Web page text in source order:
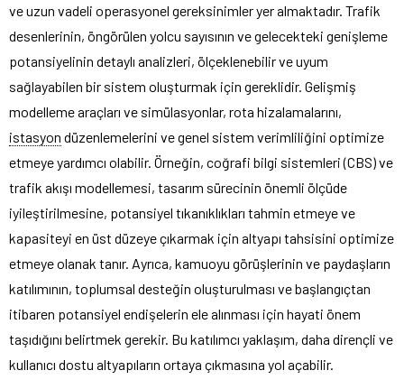
ve uzun vadeli operasyonel gereksinimler yer almaktadır. Trafik
desenlerinin, öngörülen yolcu sayısının ve gelecekteki genişleme
potansiyelinin detaylı analizleri, ölçeklenebilir ve uyum
sağlayabilen bir sistem oluşturmak için gereklidir. Gelişmiş
modelleme araçları ve simülasyonlar, rota hizalamalarını,
istasyon düzenlemelerini ve genel sistem verimliliğini optimize
etmeye yardımcı olabilir. Örneğin, coğrafi bilgi sistemleri (CBS) ve
trafik akışı modellemesi, tasarım sürecinin önemli ölçüde
iyileştirilmesine, potansiyel tıkanıklıkları tahmin etmeye ve
kapasiteyi en üst düzeye çıkarmak için altyapı tahsisini optimize
etmeye olanak tanır. Ayrıca, kamuoyu görüşlerinin ve paydaşların
katılımının, toplumsal desteğin oluşturulması ve başlangıçtan
itibaren potansiyel endişelerin ele alınması için hayati önem
taşıdığını belirtmek gerekir. Bu katılımcı yaklaşım, daha dirençli ve
kullanıcı dostu altyapıların ortaya çıkmasına yol açabilir.